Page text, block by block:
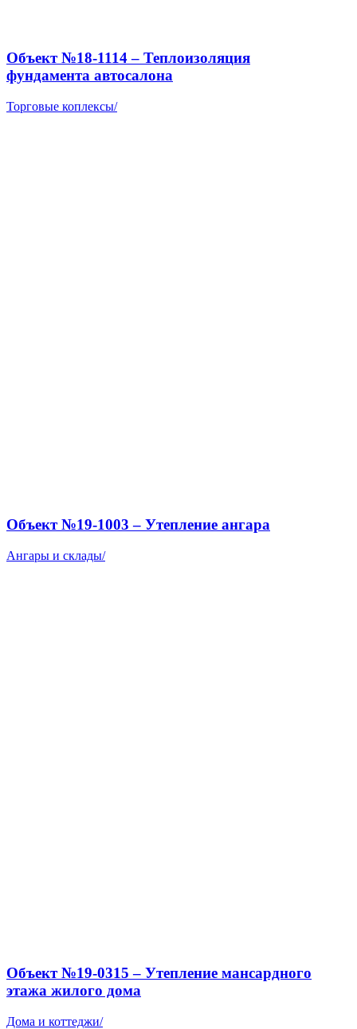
Объект №18-1114 – Теплоизоляция
фундамента автосалона
Торговые коплексы/
Объект №19-1003 – Утепление ангара
Ангары и склады/
Объект №19-0315 – Утепление мансардного
этажа жилого дома
Дома и коттеджи/